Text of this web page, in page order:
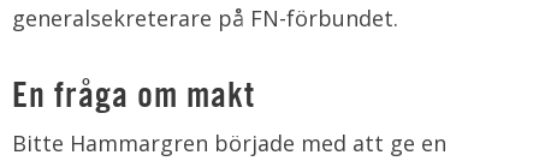
generalsekreterare på FN-förbundet.
En fråga om makt
Bitte Hammargren började med att ge en